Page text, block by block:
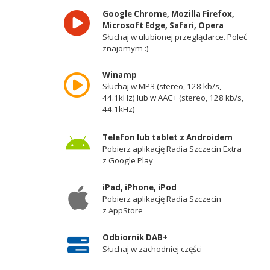
Google Chrome, Mozilla Firefox,
Microsoft Edge, Safari, Opera
Słuchaj w ulubionej przeglądarce. Poleć
znajomym :)
Winamp
Słuchaj w MP3 (stereo, 128 kb/s,
44.1kHz) lub w AAC+ (stereo, 128 kb/s,
44.1kHz)
Telefon lub tablet z Androidem
Pobierz aplikację Radia Szczecin Extra
z Google Play
iPad, iPhone, iPod
Pobierz aplikację Radia Szczecin
z AppStore
Odbiornik DAB+
Słuchaj w zachodniej części